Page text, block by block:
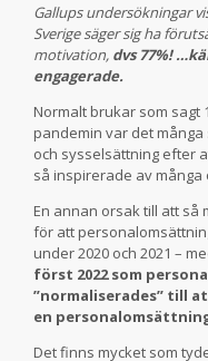
Gallups undersökningar
Sverige säger sig ha
motivation, dvs 77%!
engagerade.
Normalt brukar som sagt
pandemin var det
och sysselsättning efter
så inspirerade av många
En annan orsak till att så
för att
under 2020 och 2021 –
först 2022 som
”normaliserades” till
en
Det finns mycket som